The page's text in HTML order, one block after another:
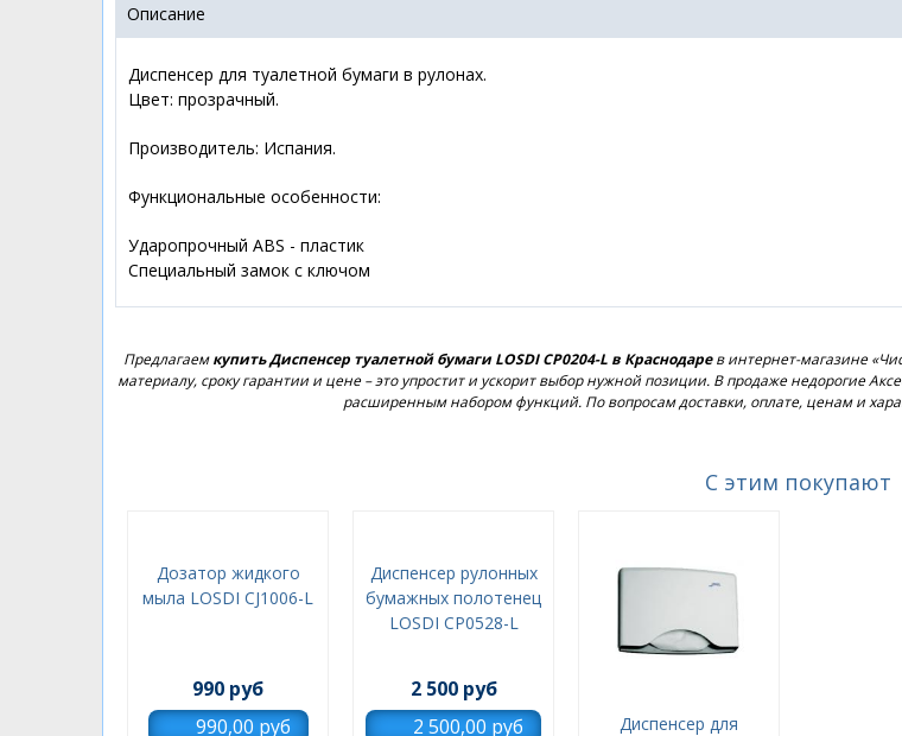
Описание
Диспенсер для туалетной бумаги в рулонах.
Цвет: прозрачный.
Производитель: Испания.
Функциональные особенности:
Ударопрочный ABS - пластик
Специальный замок с ключом
Предлагаемкупить Диспенсер туалетной бумаги LOSDI CP0204-L в Краснодарев интернет-магазине
материалу, сроку гарантии и цене – это упростит и ускорит выбор нужной позиции. В продаже недорогие
расширенным набором функций. По вопросам доставки, оплате, ценам и
С этим покупают
Дозатор жидкого
мыла LOSDI CJ1006-L
990 руб
Диспенсер рулонных
бумажных полотенец
LOSDI CP0528-L
2 500 руб
Диспенсер для